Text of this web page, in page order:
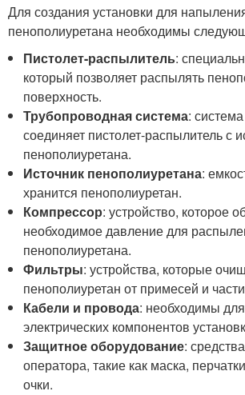
Для создания установки для
пенополиуретана необходимы
Пистолет-распылитель:
который позволяет распылять
поверхность.
Трубопроводная система:
соединяет пистолет-распылитель с
пенополиуретана.
Источник пенополиуретана:
хранится пенополиуретан.
Компрессор: устройство, которое
необходимое давление для
пенополиуретана.
Фильтры: устройства, которые
пенополиуретан от примесей и
Кабели и провода: необходимы
электрических компонентов
Защитное оборудование:
оператора, такие как маска,
очки.